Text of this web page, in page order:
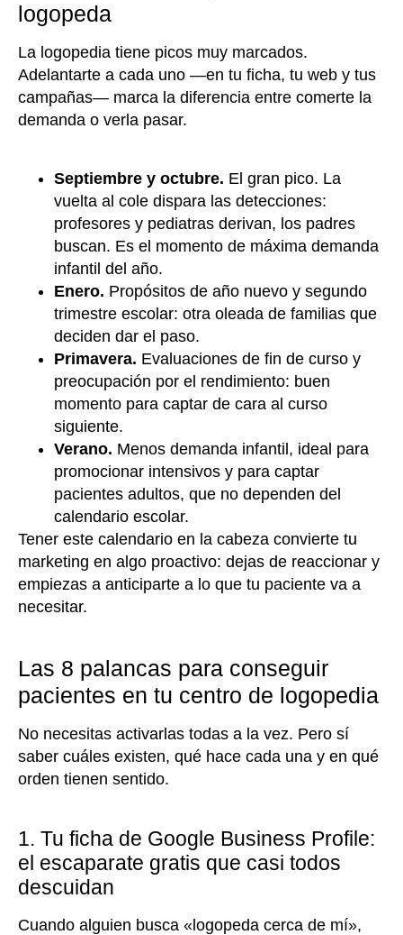
logopeda
La logopedia tiene picos muy marcados.
Adelantarte a cada uno —en tu ficha, tu web y tus
campañas— marca la diferencia entre comerte la
demanda o verla pasar.
Septiembre y octubre. El gran pico. La
vuelta al cole dispara las detecciones:
profesores y pediatras derivan, los padres
buscan. Es el momento de máxima demanda
infantil del año.
Enero. Propósitos de año nuevo y segundo
trimestre escolar: otra oleada de familias que
deciden dar el paso.
Primavera. Evaluaciones de fin de curso y
preocupación por el rendimiento: buen
momento para captar de cara al curso
siguiente.
Verano. Menos demanda infantil, ideal para
promocionar intensivos y para captar
pacientes adultos, que no dependen del
calendario escolar.
Tener este calendario en la cabeza convierte tu
marketing en algo proactivo: dejas de reaccionar y
empiezas a anticiparte a lo que tu paciente va a
necesitar.
Las 8 palancas para conseguir
pacientes en tu centro de logopedia
No necesitas activarlas todas a la vez. Pero sí
saber cuáles existen, qué hace cada una y en qué
orden tienen sentido.
1. Tu ficha de Google Business Profile:
el escaparate gratis que casi todos
descuidan
Cuando alguien busca «logopeda cerca de mí»,